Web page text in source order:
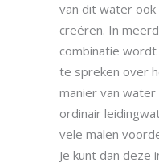
van dit water
creëren. In
combinatie
te spreken over
manier van water
ordinair
vele malen
Je kunt dan deze